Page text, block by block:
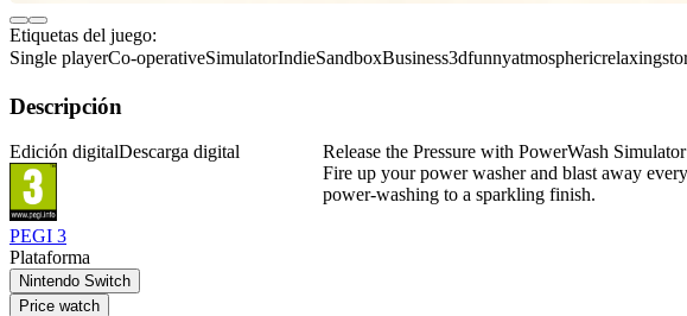
Etiquetas del juego:
Single playerCo-operativeSimulatorIndieSandboxBusiness3dfunnyatmosphericrelaxing
Descripción
Release the Pressure with PowerWash
Fire up your power washer and blast away
power-washing to a sparkling finish.
Edición digitalDescarga digital
PEGI 3
Plataforma
Nintendo Switch
Price watch